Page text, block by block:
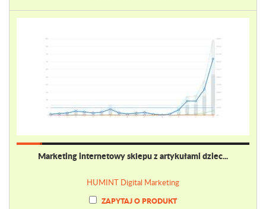
Marketing internetowy sklepu z artykułami dziec...
HUMINT Digital Marketing
ZAPYTAJ O PRODUKT